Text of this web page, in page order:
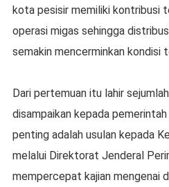
kota pesisir memiliki kontribusi
operasi migas sehingga
semakin mencerminkan kondisi
Dari pertemuan itu lahir
disampaikan kepada
penting adalah usulan kepada
melalui Direktorat Jenderal
mempercepat kajian mengenai